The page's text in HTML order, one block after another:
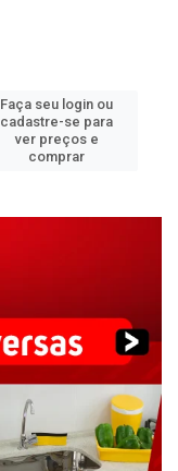
Faça seu login ou
cadastre-se para
ver preços e
comprar